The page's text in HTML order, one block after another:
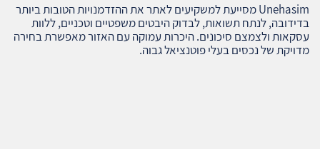
Unehasim מסייעת למשקיעים לאתר את ההזדמנויות הטובות ביותר
בדידובה, לנתח תשואות, לבדוק היבטים משפטיים וטכניים, ללוות
עסקאות ולצמצם סיכונים. היכרות עמוקה עם האזור מאפשרת בחירה
מדויקת של נכסים בעלי פוטנציאל גבוה.